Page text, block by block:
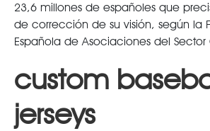
23,6 millones de españoles que
de corrección de su visión, según la
Española de Asociaciones del Sector
custom
jerseys